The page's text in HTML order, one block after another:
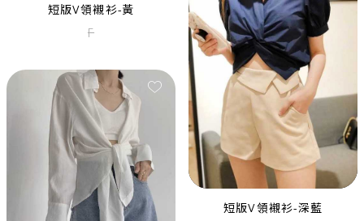
LAUNDRY鐵灰全亮片幾何單肩
長禮服
XS M
BADGLEY MISCHKA墨綠深V全
亮片露背長禮服
XS S L
短版V領襯衫-黃
F
短版V領襯衫-深藍